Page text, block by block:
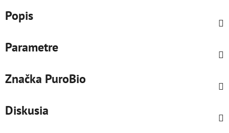
Popis
Parametre
Značka PuroBio
Diskusia